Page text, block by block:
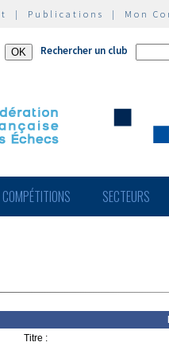
| Publications | Mon
Rechercher un club
COMPÉTITIONS SECTEURS
Titre :